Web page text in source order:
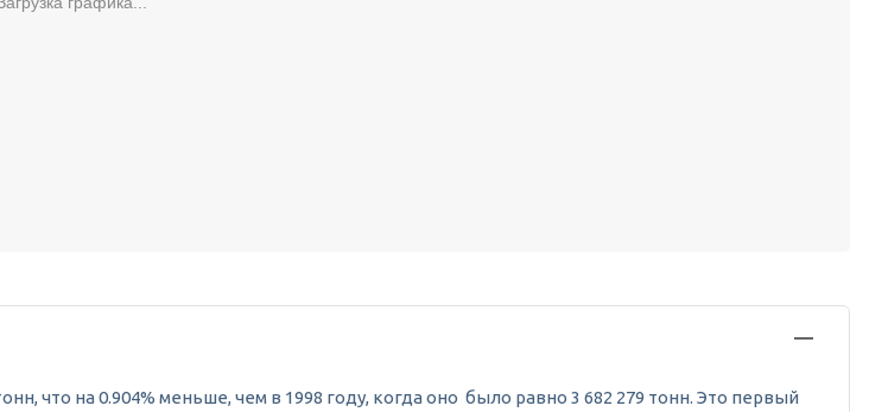
что на 0.904% меньше, чем в 1998 году, когда оно было равно 3 682 279 тонн. Это первый